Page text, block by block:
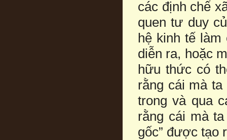
các định chế
quen tư duy
hệ kinh tế
diễn ra, hoặc
hữu thức có
rằng cái mà
trong và qua
rằng cái mà ta
gốc” được tạo